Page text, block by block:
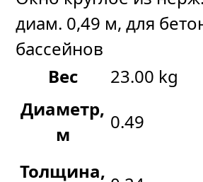
диам. 0,49 м, для
бассейнов
Вес
23.00 kg
Диаметр,
м
0.49
Толщина,